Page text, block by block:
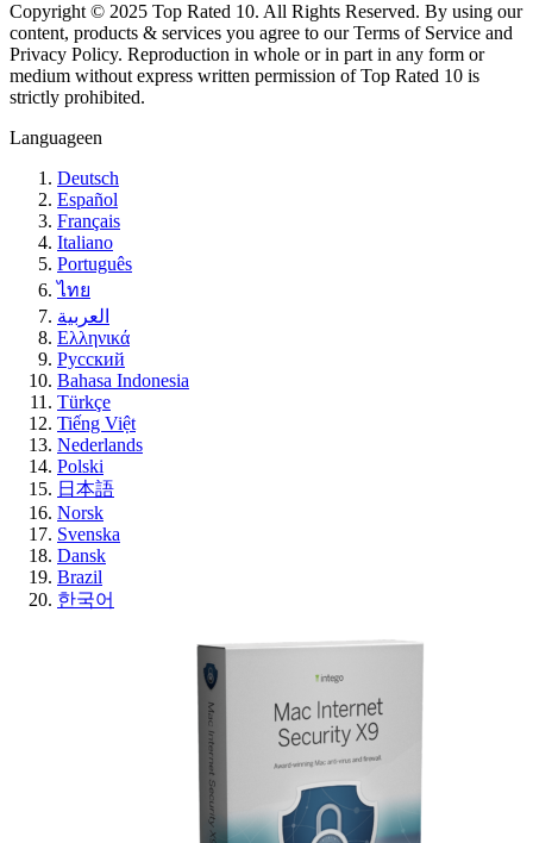
Copyright © 2025 Top Rated 10. All Rights Reserved. By using our
content, products & services you agree to our Terms of Service and
Privacy Policy. Reproduction in whole or in part in any form or
medium without express written permission of Top Rated 10 is
strictly prohibited.
Languageen
Deutsch
Español
Français
Italiano
Português
ไทย
العربية
Ελληνικά
Русский
Bahasa Indonesia
Türkçe
Tiếng Việt
Nederlands
Polski
日本語
Norsk
Svenska
Dansk
Brazil
한국어